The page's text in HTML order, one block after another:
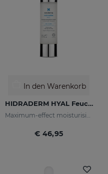
In den Warenkorb
HIDRADERM HYAL Feuchtigkeitscreme
Maximum-effect moisturising
€ 46,95